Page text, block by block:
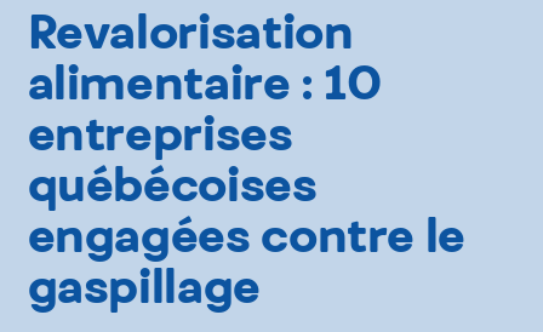
Revalorisation
alimentaire : 10
entreprises
québécoises
engagées contre le
gaspillage